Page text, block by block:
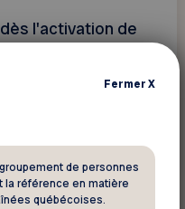
l'activation de
FermerX
de personnes
la référence en matière
québécoises.